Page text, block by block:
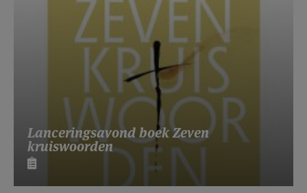
Lanceringsavond boek Zeven
kruiswoorden